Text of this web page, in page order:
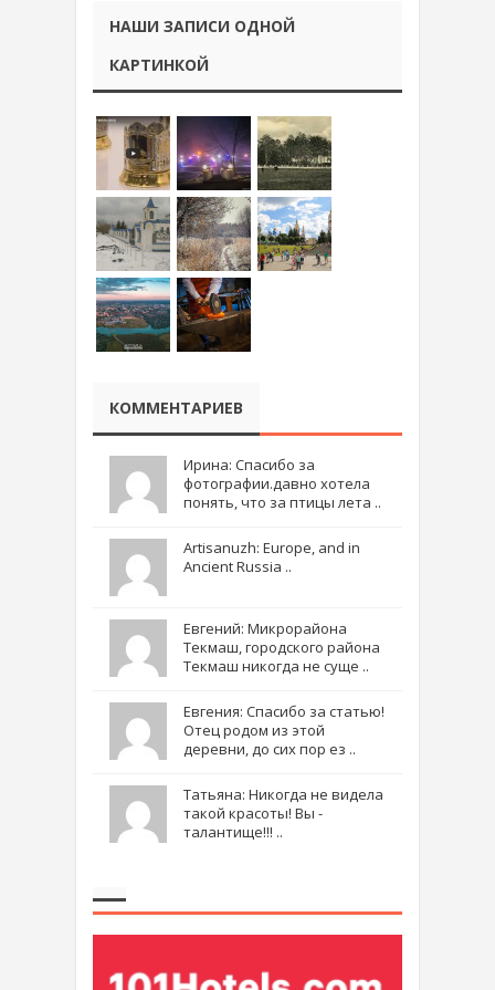
НАШИ ЗАПИСИ ОДНОЙ
КАРТИНКОЙ
КОММЕНТАРИЕВ
Ирина: Спасибо за
фотографии.давно хотела
понять, что за птицы лета ..
Artisanuzh: Europe, and in
Ancient Russia ..
Евгений: Микрорайона
Текмаш, городского района
Текмаш никогда не суще ..
Евгения: Спасибо за статью!
Отец родом из этой
деревни, до сих пор ез ..
Татьяна: Никогда не видела
такой красоты! Вы -
талантище!!! ..